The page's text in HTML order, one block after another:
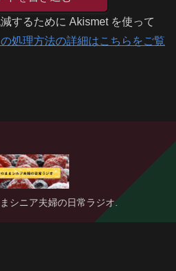
するために Akismet を使って
処理方法の詳細はこちらをご覧
シニア夫婦の日常ラジオ.